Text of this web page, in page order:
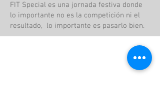
FIT Special es una jornada festiva donde
lo importante no es la competición ni el
resultado, lo importante es pasarlo bien.